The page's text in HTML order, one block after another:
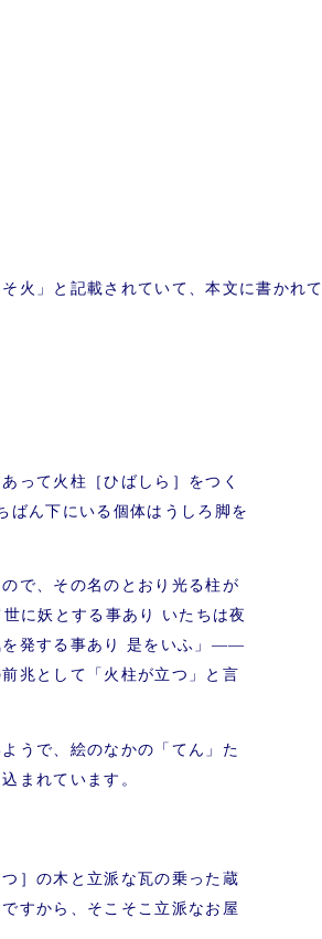
火」と記載されていて、本文に書かれて
って火柱［ひばしら］をつく
ばん下にいる個体はうしろ脚を
で、その名のとおり光る柱が
に妖とする事あり いたちは夜
を発する事あり 是をいふ」――
兆として「火柱が立つ」と言
うで、絵のなかの「てん」た
まれています。
］の木と立派な瓦の乗った蔵
すから、そこそこ立派なお屋